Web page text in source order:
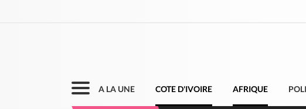
A LA UNE COTE D'IVOIRE AFRIQUE